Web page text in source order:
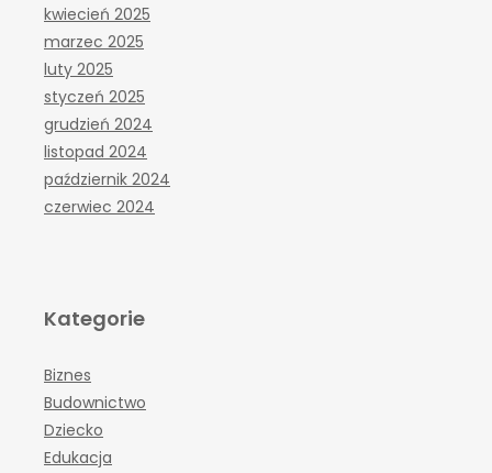
kwiecień 2025
marzec 2025
luty 2025
styczeń 2025
grudzień 2024
listopad 2024
październik 2024
czerwiec 2024
Kategorie
Biznes
Budownictwo
Dziecko
Edukacja